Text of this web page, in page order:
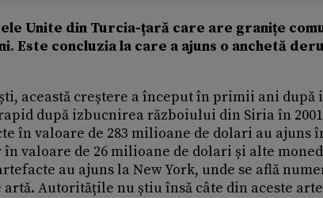
Unite din Turcia-țară care are granițe
Este concluzia la care a ajuns o anchetă
această creștere a început în primii ani după
după izbucnirea războiului din Siria în
în valoare de 283 milioane de dolari au ajuns
valoare de 26 milioane de dolari și alte
au ajuns la New York, unde se află
Autoritățile nu știu însă câte din aceste